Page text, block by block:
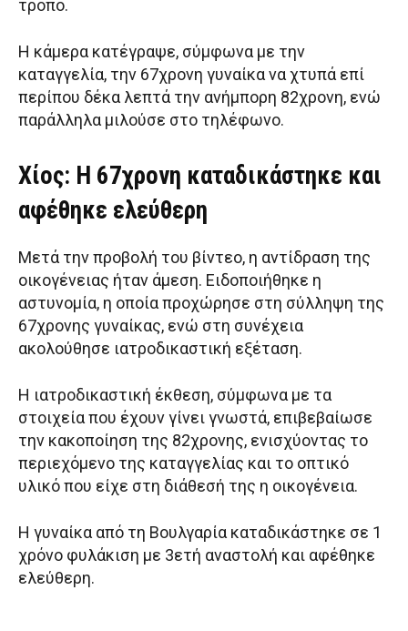
τρόπο.
Η κάμερα κατέγραψε, σύμφωνα με την
καταγγελία, την 67χρονη γυναίκα να χτυπά επί
περίπου δέκα λεπτά την ανήμπορη 82χρονη, ενώ
παράλληλα μιλούσε στο τηλέφωνο.
Χίος: Η 67χρονη καταδικάστηκε και
αφέθηκε ελεύθερη
Μετά την προβολή του βίντεο, η αντίδραση της
οικογένειας ήταν άμεση. Ειδοποιήθηκε η
αστυνομία, η οποία προχώρησε στη σύλληψη της
67χρονης γυναίκας, ενώ στη συνέχεια
ακολούθησε ιατροδικαστική εξέταση.
Η ιατροδικαστική έκθεση, σύμφωνα με τα
στοιχεία που έχουν γίνει γνωστά, επιβεβαίωσε
την κακοποίηση της 82χρονης, ενισχύοντας το
περιεχόμενο της καταγγελίας και το οπτικό
υλικό που είχε στη διάθεσή της η οικογένεια.
Η γυναίκα από τη Βουλγαρία καταδικάστηκε σε 1
χρόνο φυλάκιση με 3ετή αναστολή και αφέθηκε
ελεύθερη.